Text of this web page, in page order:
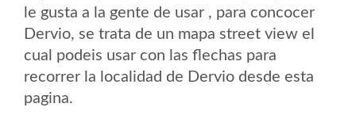
le gusta a la gente de usar , para concocer
Dervio, se trata de un mapa street view el
cual podeis usar con las flechas para
recorrer la localidad de Dervio desde esta
pagina.